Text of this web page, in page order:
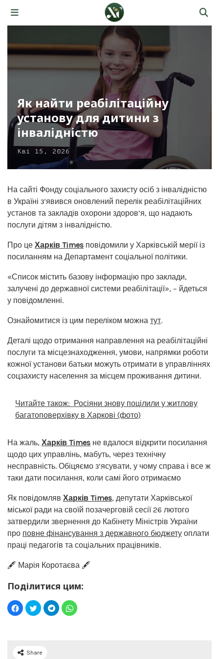
Як найти реабілітаційну
установу для дитини з
інвалідністю
Кві 15, 2026
На сайті Фонду соціального захисту осіб з інвалідністю
в Україні з’явився оновлений перелік реабілітаційних
установ та закладів охорони здоров’я, що надають
послуги дітям з інвалідністю.
Про це Харків Times повідомили у Харківській мерії із
посиланням на Департамент соціальної політики.
«Список містить базову інформацію про заклади,
залучені до державної системи реабілітації», – йдеться
у повідомленні.
Ознайомитися із цим переліком можна тут.
Деталі щодо отримання направлення на реабілітаційні
послуги та місцезнаходження, умови, напрямки роботи
кожної установи батьки можуть отримати в управліннях
соцзахисту населення за місцем проживання дитини.
Читайте також: Росіяни знову поцілили у житлову
багатоповерхівку в Харкові (фото)
На жаль, Харків Times не вдалося відкрити посилання
щодо цих управлінь, мабуть, через технічну
несправність. Обіцяємо з’ясувати, у чому справа і все ж
таки дати посилання, коли самі його отримаємо
Як повідомляв Харків Times, депутати Харківської
міської ради на своїй позачерговій сесії 26 лютого
затвердили звернення до Кабінету Міністрів України
про повне фінансування з державного бюджету оплати
праці педагогів та соціальних працівників.
🖋️ Марія Коротаєва 🖋️
Поділитися цим:
Share